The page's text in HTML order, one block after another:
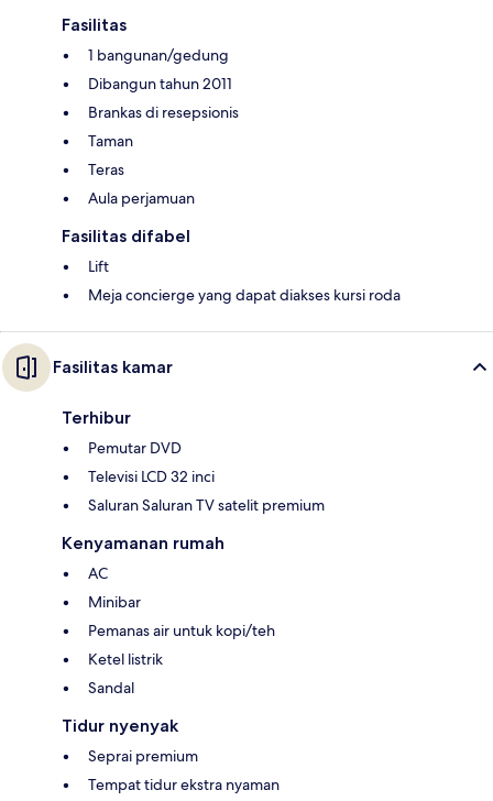
Fasilitas
1 bangunan/gedung
Dibangun tahun 2011
Brankas di resepsionis
Taman
Teras
Aula perjamuan
Fasilitas difabel
Lift
Meja concierge yang dapat diakses kursi roda
Fasilitas kamar
Terhibur
Pemutar DVD
Televisi LCD 32 inci
Saluran Saluran TV satelit premium
Kenyamanan rumah
AC
Minibar
Pemanas air untuk kopi/teh
Ketel listrik
Sandal
Tidur nyenyak
Seprai premium
Tempat tidur ekstra nyaman